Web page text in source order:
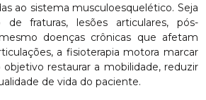
ao sistema musculoesquelético. Seja
de fraturas, lesões articulares, pós-
doenças crônicas que afetam
a fisioterapia motora marcar
restaurar a mobilidade, reduzir
de vida do paciente.